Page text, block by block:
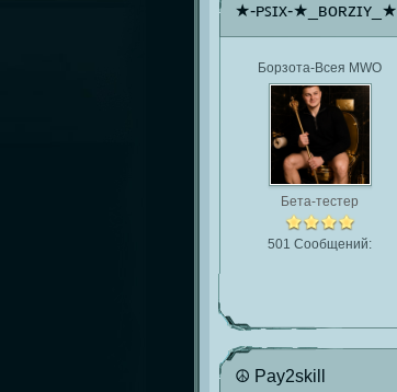
★-ᴘꜱɪx-★_ʙᴏʀᴢɪʏ_★
Борзота-Всея MWO
Бета-тестер
501 Сообщений:
☮ Pay2skill